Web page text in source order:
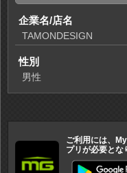
企業名/店名
TAMONDESIGN
性別
男性
ご利用には、
プリが必要とな